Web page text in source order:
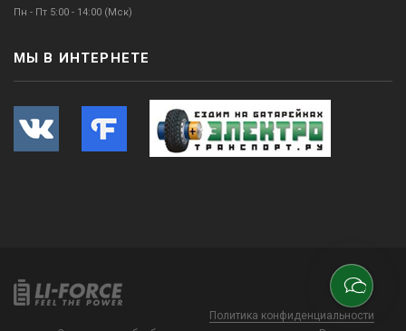
Пн - Пт 5:00 - 14:00 (Мск)
МЫ В ИНТЕРНЕТЕ
Политика конфиденциальности